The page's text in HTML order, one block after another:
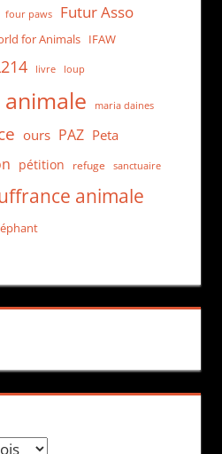
four paws Futur Asso
for Animals IFAW
livre loup
maria daines
ours PAZ Peta
pétition refuge sanctuaire
animale